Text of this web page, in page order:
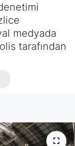
medyada
tarafından